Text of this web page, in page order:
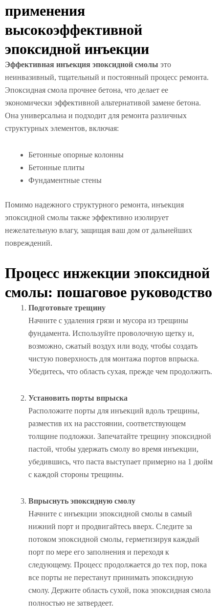
применения
высокоэффективной
эпоксидной инъекции
Эффективная инъекция эпоксидной смолы это
неинвазивный, тщательный и постоянный процесс ремонта.
Эпоксидная смола прочнее бетона, что делает ее
экономически эффективной альтернативой замене бетона.
Она универсальна и подходит для ремонта различных
структурных элементов, включая:
Бетонные опорные колонны
Бетонные плиты
Фундаментные стены
Помимо надежного структурного ремонта, инъекция
эпоксидной смолы также эффективно изолирует
нежелательную влагу, защищая ваш дом от дальнейших
повреждений.
Процесс инжекции эпоксидной
смолы: пошаговое руководство
Подготовьте трещину
Начните с удаления грязи и мусора из трещины
фундамента. Используйте проволочную щетку и,
возможно, сжатый воздух или воду, чтобы создать
чистую поверхность для монтажа портов впрыска.
Убедитесь, что область сухая, прежде чем продолжить.
Установить порты впрыска
Расположите порты для инъекций вдоль трещины,
разместив их на расстоянии, соответствующем
толщине подложки. Запечатайте трещину эпоксидной
пастой, чтобы удержать смолу во время инъекции,
убедившись, что паста выступает примерно на 1 дюйм
с каждой стороны трещины.
Впрыснуть эпоксидную смолу
Начните с инъекции эпоксидной смолы в самый
нижний порт и продвигайтесь вверх. Следите за
потоком эпоксидной смолы, герметизируя каждый
порт по мере его заполнения и переходя к
следующему. Процесс продолжается до тех пор, пока
все порты не перестанут принимать эпоксидную
смолу. Держите область сухой, пока эпоксидная смола
полностью не затвердеет.